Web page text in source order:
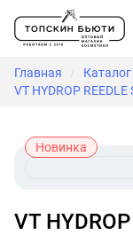
Главная / Каталог
VT HYDROP REEDLE
Новинка
VT